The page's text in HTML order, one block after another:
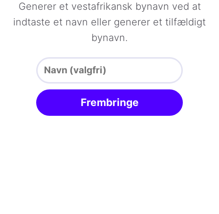
Generer et vestafrikansk bynavn ved at
indtaste et navn eller generer et tilfældigt
bynavn.
Frembringe